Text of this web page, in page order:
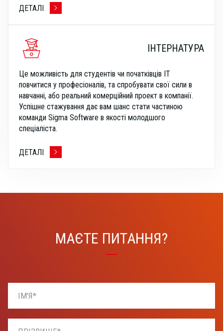
ДЕТАЛІ
ІНТЕРНАТУРА
Це можливість для студентів чи початківців ІТ
повчитися у професіоналів, та спробувати свої сили в
навчанні, або реальний комерційний проект в компанії.
Успішне стажування дає вам шанс стати частиною
команди Sigma Software в якості молодшого
спеціаліста.
ДЕТАЛІ
МАЄТЕ ПИТАННЯ?